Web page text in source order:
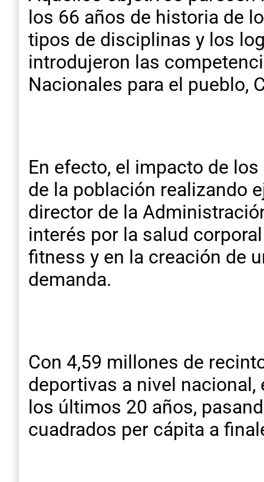
los 66 años de historia de
tipos de disciplinas y los
introdujeron las
Nacionales para el pueblo,
En efecto, el impacto de
de la población realizando
director de la
interés por la salud
fitness y en la creación de
demanda.
Con 4,59 millones de
deportivas a nivel
los últimos 20 años,
cuadrados per cápita a